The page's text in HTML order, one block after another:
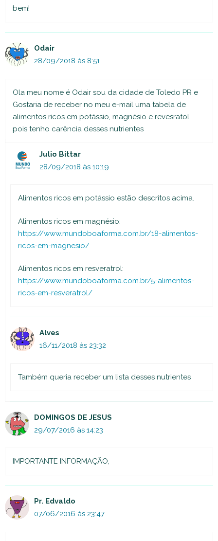
bem!
Odair
28/09/2018 às 8:51
Ola meu nome é Odair sou da cidade de Toledo PR e
Gostaria de receber no meu e-mail uma tabela de
alimentos ricos em potássio, magnésio e revesratol
pois tenho carência desses nutrientes
Julio Bittar
28/09/2018 às 10:19
Alimentos ricos em potássio estão descritos acima.
Alimentos ricos em magnésio:
https://www.mundoboaforma.com.br/18-alimentos-
ricos-em-magnesio/
Alimentos ricos em resveratrol:
https://www.mundoboaforma.com.br/5-alimentos-
ricos-em-resveratrol/
Alves
16/11/2018 às 23:32
Também queria receber um lista desses nutrientes
DOMINGOS DE JESUS
29/07/2016 às 14:23
IMPORTANTE INFORMAÇÃO;
Pr. Edvaldo
07/06/2016 às 23:47